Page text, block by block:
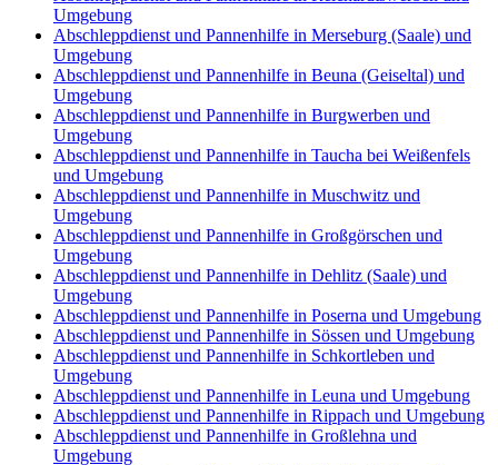
Umgebung
Abschleppdienst und Pannenhilfe in Merseburg (Saale) und
Umgebung
Abschleppdienst und Pannenhilfe in Beuna (Geiseltal) und
Umgebung
Abschleppdienst und Pannenhilfe in Burgwerben und
Umgebung
Abschleppdienst und Pannenhilfe in Taucha bei Weißenfels
und Umgebung
Abschleppdienst und Pannenhilfe in Muschwitz und
Umgebung
Abschleppdienst und Pannenhilfe in Großgörschen und
Umgebung
Abschleppdienst und Pannenhilfe in Dehlitz (Saale) und
Umgebung
Abschleppdienst und Pannenhilfe in Poserna und Umgebung
Abschleppdienst und Pannenhilfe in Sössen und Umgebung
Abschleppdienst und Pannenhilfe in Schkortleben und
Umgebung
Abschleppdienst und Pannenhilfe in Leuna und Umgebung
Abschleppdienst und Pannenhilfe in Rippach und Umgebung
Abschleppdienst und Pannenhilfe in Großlehna und
Umgebung